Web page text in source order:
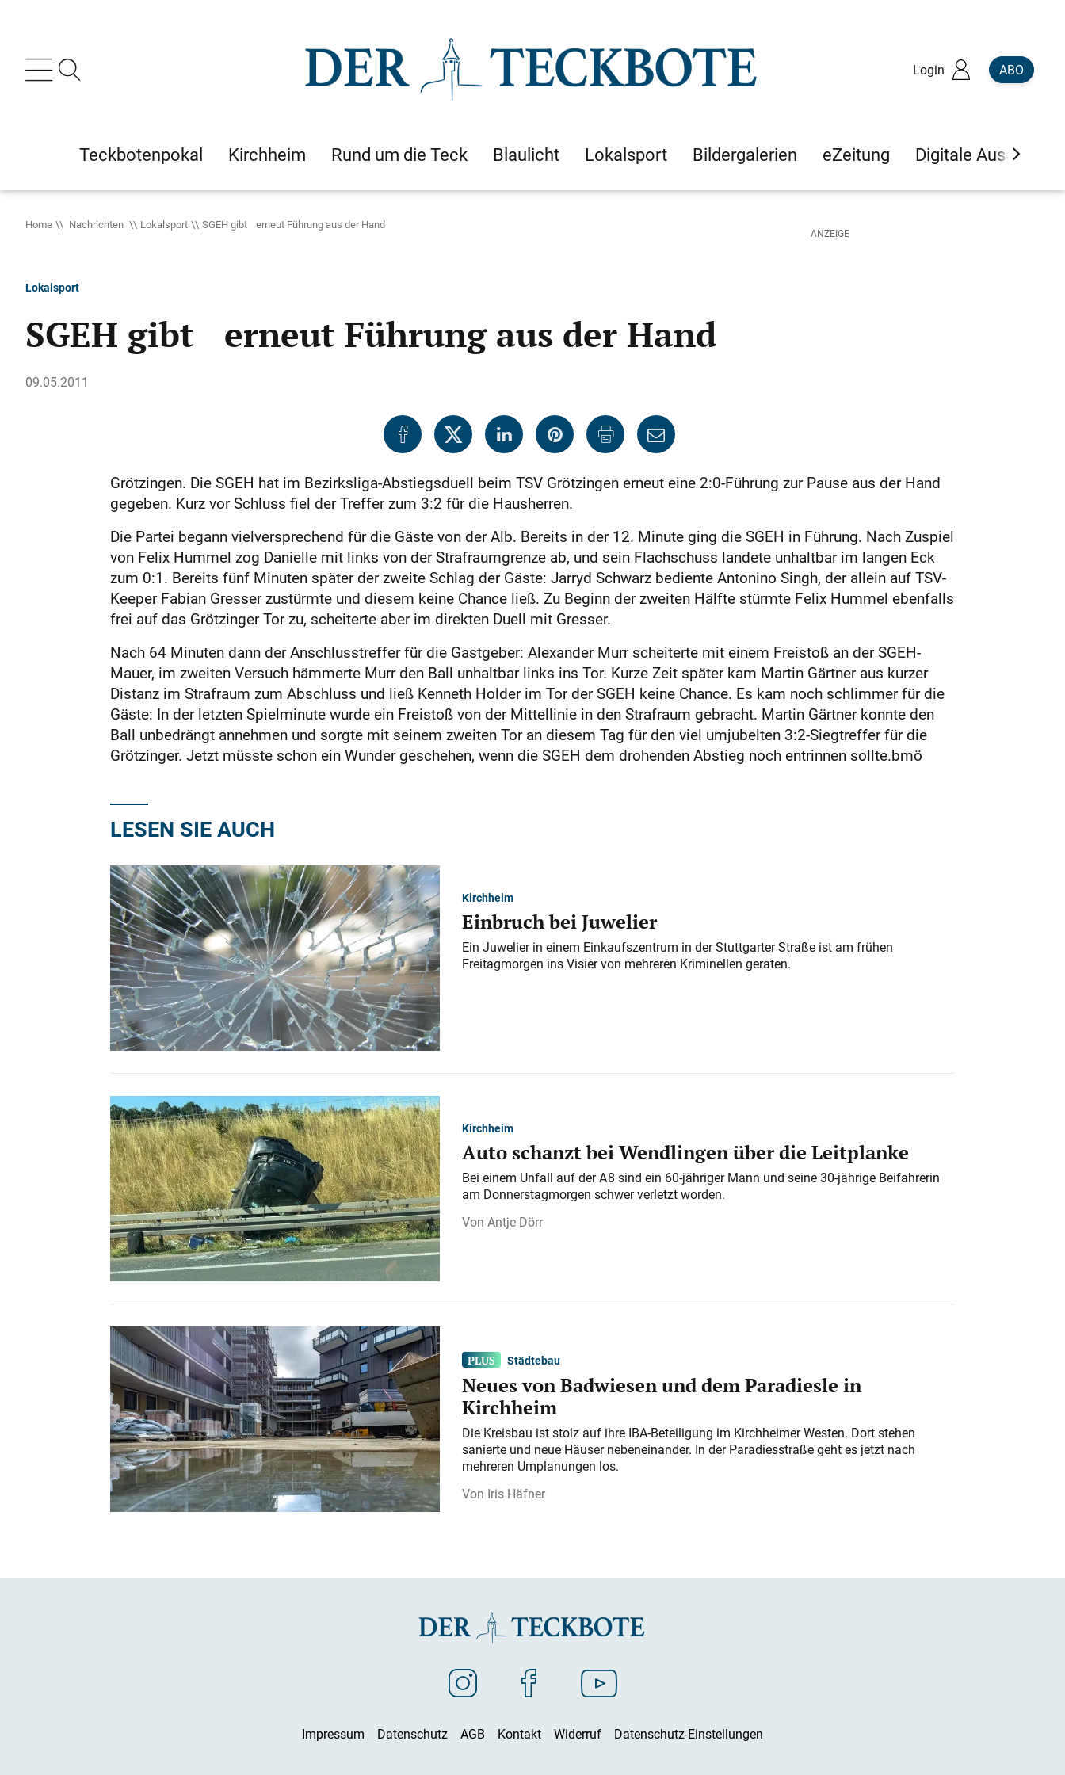
Login ABO
Teckbotenpokal Kirchheim Rund um die Teck Blaulicht Lokalsport Bildergalerien eZeitung Digitale Ausgaben
Home Nachrichten Lokalsport SGEH gibt erneut Führung aus der Hand
Lokalsport
SGEH gibt erneut Führung aus der Hand
09.05.2011
Grötzingen. Die SGEH hat im Bezirksliga-Abstiegsduell beim TSV Grötzingen erneut eine 2:0-Führung zur Pause aus der Hand
gegeben. Kurz vor Schluss fiel der Treffer zum 3:2 für die Hausherren.
Die Partei begann vielversprechend für die Gäste von der Alb. Bereits in der 12. Minute ging die SGEH in Führung. Nach Zuspiel
von Felix Hummel zog Danielle mit links von der Strafraumgrenze ab, und sein Flachschuss landete unhaltbar im langen Eck
zum 0:1. Bereits fünf Minuten später der zweite Schlag der Gäste: Jarryd Schwarz bediente Antonino Singh, der allein auf TSV-
Keeper Fabian Gresser zustürmte und diesem keine Chance ließ. Zu Beginn der zweiten Hälfte stürmte Felix Hummel ebenfalls
frei auf das Grötzinger Tor zu, scheiterte aber im direkten Duell mit Gresser.
Nach 64 Minuten dann der Anschlusstreffer für die Gastgeber: Alexander Murr scheiterte mit einem Freistoß an der SGEH-
Mauer, im zweiten Versuch hämmerte Murr den Ball unhaltbar links ins Tor. Kurze Zeit später kam Martin Gärtner aus kurzer
Distanz im Strafraum zum Abschluss und ließ Kenneth Holder im Tor der SGEH keine Chance. Es kam noch schlimmer für die
Gäste: In der letzten Spielminute wurde ein Freistoß von der Mittellinie in den Strafraum gebracht. Martin Gärtner konnte den
Ball unbedrängt annehmen und sorgte mit seinem zweiten Tor an diesem Tag für den viel umjubelten 3:2-Siegtreffer für die
Grötzinger. Jetzt müsste schon ein Wunder geschehen, wenn die SGEH dem drohenden Abstieg noch entrinnen sollte.bmö
LESEN SIE AUCH
Kirchheim
Einbruch bei Juwelier
Ein Juwelier in einem Einkaufszentrum in der Stuttgarter Straße ist am frühen
Freitagmorgen ins Visier von mehreren Kriminellen geraten.
Kirchheim
Auto schanzt bei Wendlingen über die Leitplanke
Bei einem Unfall auf der A 8 sind ein 60-jähriger Mann und seine 30-jährige Beifahrerin
am Donnerstagmorgen schwer verletzt worden.
Antje Dörr
Städtebau
Neues von Badwiesen und dem Paradiesle in
Kirchheim
Die Kreisbau ist stolz auf ihre IBA-Beteiligung im Kirchheimer Westen. Dort stehen
sanierte und neue Häuser nebeneinander. In der Paradiesstraße geht es jetzt nach
mehreren Umplanungen los.
Iris Häfner
Impressum Datenschutz AGB Kontakt Widerruf Datenschutz-Einstellungen